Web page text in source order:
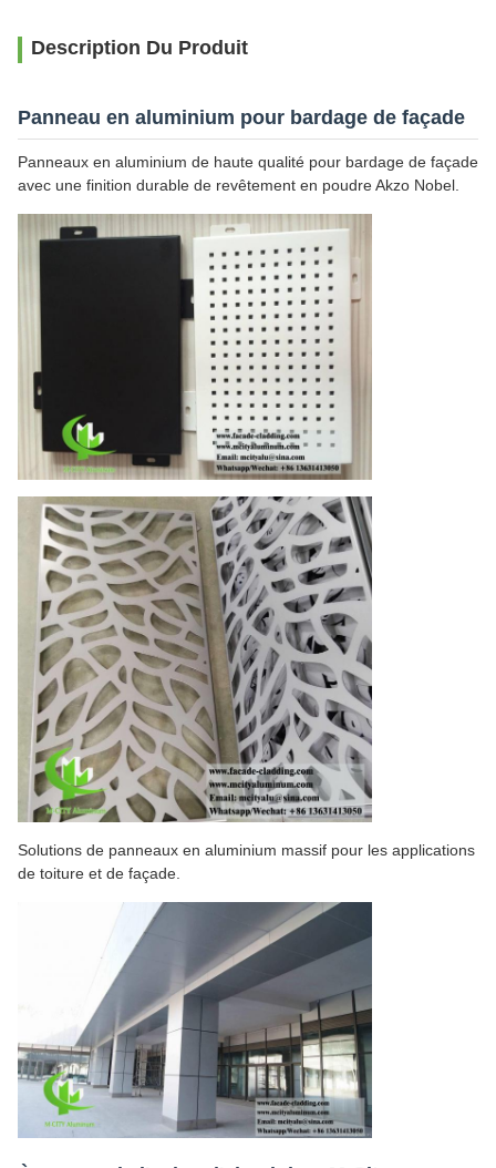
Description Du Produit
Panneau en aluminium pour bardage de façade
Panneaux en aluminium de haute qualité pour bardage de façade
avec une finition durable de revêtement en poudre Akzo Nobel.
Solutions de panneaux en aluminium massif pour les applications
de toiture et de façade.